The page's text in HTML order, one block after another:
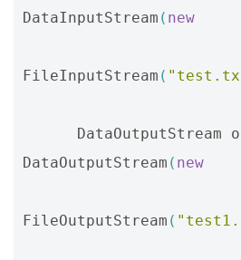
DataInputStream ( new
FileInputStream (
DataOutputStream
DataOutputStream ( new
FileOutputStream (